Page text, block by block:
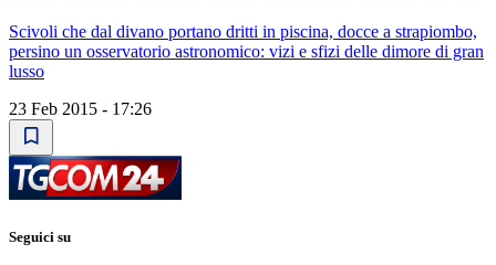
Scivoli che dal divano portano dritti in piscina, docce a strapiombo,
persino un osservatorio astronomico: vizi e sfizi delle dimore di gran
lusso
23 Feb 2015 - 17:26
Seguici su